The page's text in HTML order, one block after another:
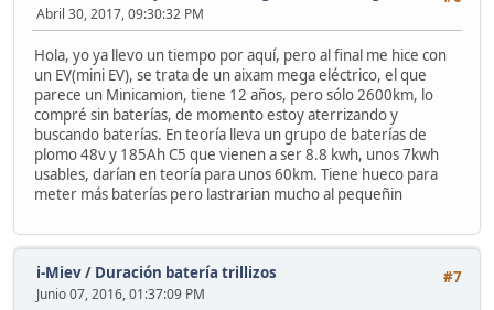
Abril 30, 2017, 09:30:32 PM
Hola, yo ya llevo un tiempo por aquí, pero al final me hice con
un EV(mini EV), se trata de un aixam mega eléctrico, el que
parece un Minicamion, tiene 12 años, pero sólo 2600km, lo
compré sin baterías, de momento estoy aterrizando y
buscando baterías. En teoría lleva un grupo de baterías de
plomo 48v y 185Ah C5 que vienen a ser 8.8 kwh, unos 7kwh
usables, darían en teoría para unos 60km. Tiene hueco para
meter más baterías pero lastrarian mucho al pequeñin
#7
i-Miev/ Duración batería trillizos
Junio 07, 2016, 01:37:09 PM